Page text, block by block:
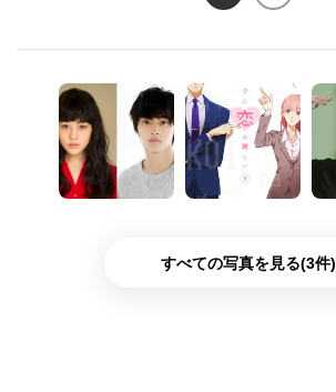
すべての写真を見る(3件)